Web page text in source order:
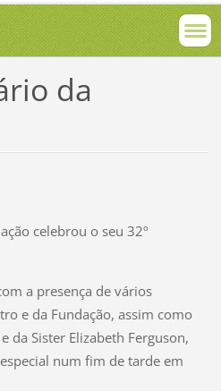
da
celebrou o seu 32º
a presença de vários
e da Fundação, assim como
da Sister Elizabeth Ferguson,
num fim de tarde em